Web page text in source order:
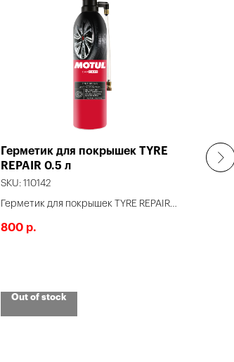
Герметик для покрышек TYRE
REPAIR 0.5 л
SKU: 110142
Герметик для покрышек TYRE REPAIR
подкачки шин.
800 р.
Out of stock
SKU: